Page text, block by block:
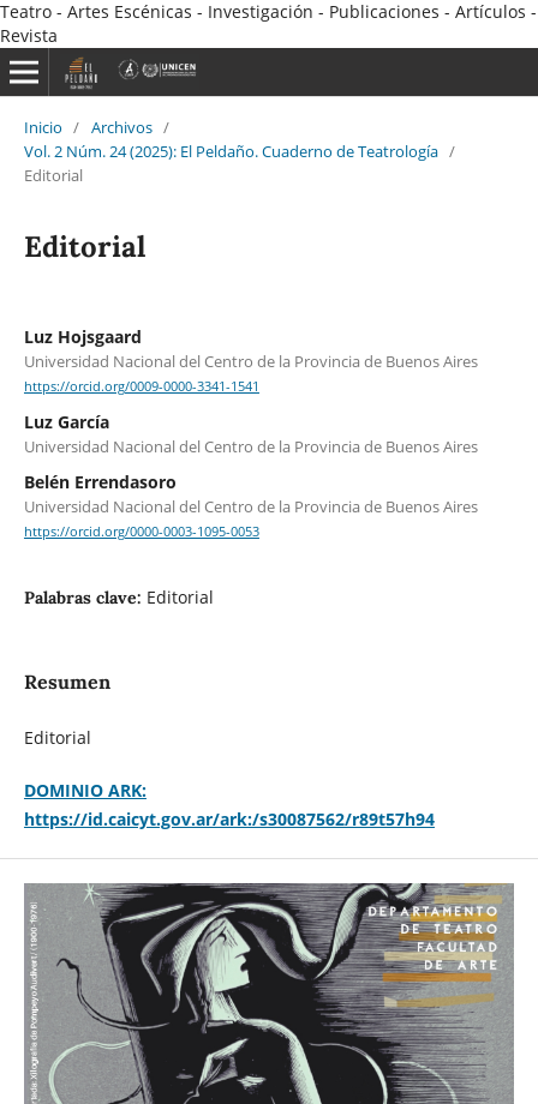
Teatro - Artes Escénicas - Investigación - Publicaciones - Artículos -
Revista
Inicio / Archivos /
Vol. 2 Núm. 24 (2025): El Peldaño. Cuaderno de Teatrología /
Editorial
Editorial
Luz Hojsgaard
Universidad Nacional del Centro de la Provincia de Buenos Aires
https://orcid.org/0009-0000-3341-1541
Luz García
Universidad Nacional del Centro de la Provincia de Buenos Aires
Belén Errendasoro
Universidad Nacional del Centro de la Provincia de Buenos Aires
https://orcid.org/0000-0003-1095-0053
Palabras clave: Editorial
Resumen
Editorial
DOMINIO ARK:
https://id.caicyt.gov.ar/ark:/s30087562/r89t57h94